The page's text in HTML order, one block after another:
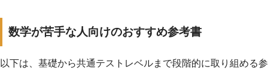
数学が苦手な人向けのおすすめ参考書
以下は、基礎から共通テストレベルまで段階的に取り組める参